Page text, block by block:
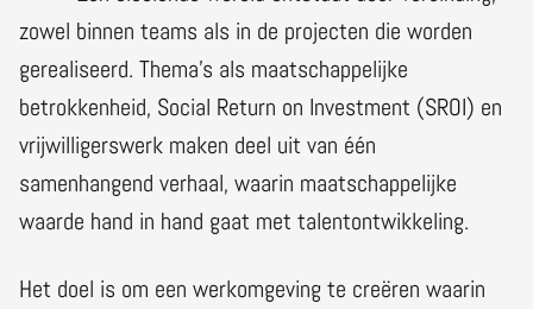
zowel binnen teams als in de projecten die worden
gerealiseerd. Thema’s als maatschappelijke
betrokkenheid, Social Return on Investment (SROI) en
vrijwilligerswerk maken deel uit van één
samenhangend verhaal, waarin maatschappelijke
waarde hand in hand gaat met talentontwikkeling.
Het doel is om een werkomgeving te creëren waarin